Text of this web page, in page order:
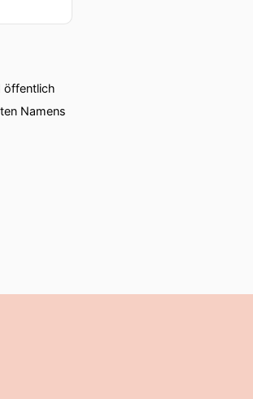
öffentlich
Namens